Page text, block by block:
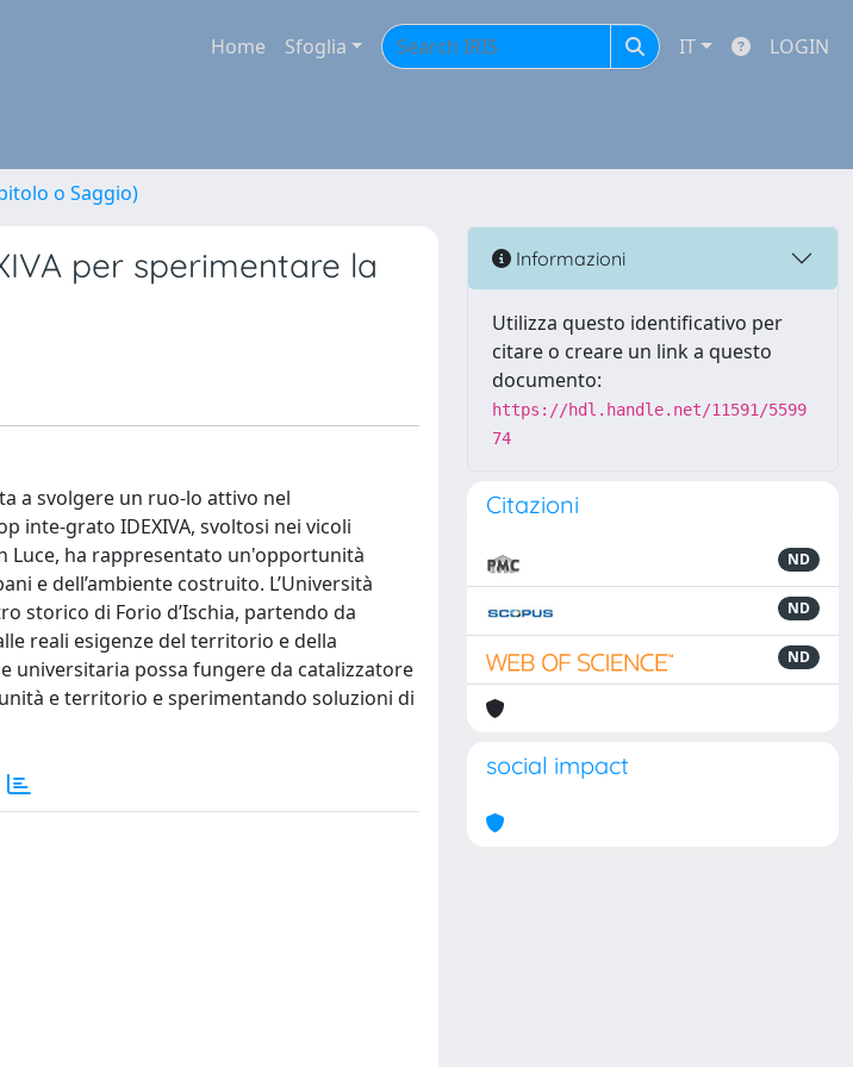
Home Sfoglia IT LOGIN
o Saggio)
per sperimentare la
a svolgere un ruo-lo attivo nel
inte-grato IDEXIVA, svoltosi nei vicoli
Luce, ha rappresentato un'opportunità
e dell’ambiente costruito. L’Università
storico di Forio d’Ischia, partendo da
reali esigenze del territorio e della
universitaria possa fungere da catalizzatore
e territorio e sperimentando soluzioni di
Informazioni
Utilizza questo identificativo per
citare o creare un link a questo
documento:
https://hdl.handle.net/11591/5599
74
Citazioni
ND
ND
ND
social impact